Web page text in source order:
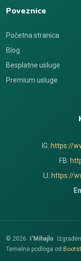
Poveznice
Početna stranica
Blog
Besplatne usluge
Premium usluge
IG: https://
FB:
LI: https://
© 2026 I'Mihajlo
Temelna podloga od